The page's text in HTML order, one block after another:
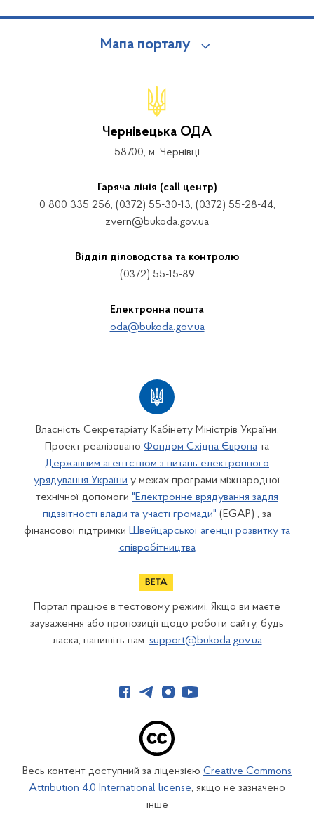
Мапа порталу
Чернівецька ОДА
58700, м. Чернівці
Гаряча лінія (call центр)
0 800 335 256, (0372) 55-30-13, (0372) 55-28-44,
zvern@bukoda.gov.ua
Відділ діловодства та контролю
(0372) 55-15-89
Електронна пошта
oda@bukoda.gov.ua
Власність Секретаріату Кабінету Міністрів України.
Проект реалізовано Фондом Східна Європа та
Державним агентством з питань електронного
урядування України у межах програми міжнародної
технічної допомоги "Електронне врядування задля
підзвітності влади та участі громади" (EGAP) , за
фінансової підтримки Швейцарської агенції розвитку та
співробітництва
Портал працює в тестовому режимі. Якщо ви маєте
зауваження або пропозиції щодо роботи сайту, будь
ласка, напишіть нам: support@bukoda.gov.ua
Весь контент доступний за ліцензією Creative Commons
Attribution 4.0 International license, якщо не зазначено
інше